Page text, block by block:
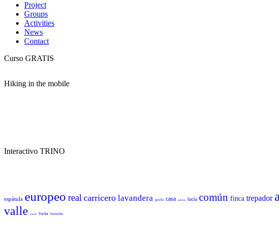
Project
Groups
Activities
News
Contact
Curso GRATIS
Hiking in the mobile
Interactivo TRINO
espátula europeo real carricero lavandera grulla casa paloma lucía común finca trepador
valle perdiz focha herrerillo